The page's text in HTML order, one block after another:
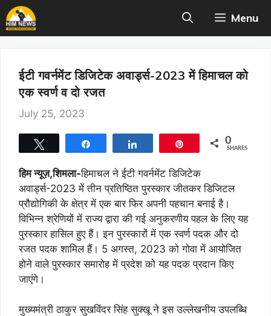
Skip
to
content
Menu
ईटी गवर्नमेंट डिजिटेक अवार्ड्स-2023 में हिमाचल को
एक स्वर्ण व दो रजत
July 25, 2023
0
SHARES
हिम न्यूज़,शिमला-हिमाचल ने ईटी गवर्नमेंट डिजिटेक
अवार्ड्स-2023 में तीन प्रतिष्ठित पुरस्कार जीतकर डिजिटल
प्रौद्योगिकी के क्षेत्र में एक बार फिर अपनी पहचान बनाई है।
विभिन्न श्रेणियों में राज्य द्वारा की गई अनुकरणीय पहल के लिए यह
पुरस्कार हासिल हुए हैं। इन पुरस्कारों में एक स्वर्ण पदक और दो
रजत पदक शामिल हैं। 5 अगस्त, 2023 को गोवा में आयोजित
होने वाले पुरस्कार समारोह में प्रदेश को यह पदक प्रदान किए
जाएंगे।
मुख्यमंत्री ठाकुर सुखविंदर सिंह सुक्खू ने इस उल्लेखनीय उपलब्धि